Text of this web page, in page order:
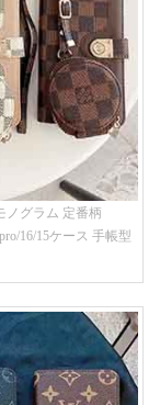
ノグラム 定番柄
16/15ケース 手帳型
手帳カバー おすす